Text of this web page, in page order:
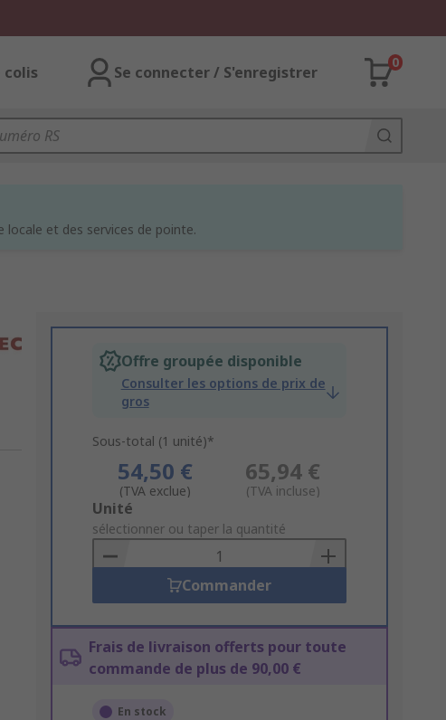
colis Se connecter / S'enregistrer
0
locale et des services de pointe.
Offre groupée disponible
Consulter les options de prix de
gros
Sous-total (1 unité)*
54,50 €
(TVA exclue)
65,94 €
(TVA incluse)
Add
to
Basket
Unité
sélectionner ou taper la quantité
Commander
Frais de livraison offerts pour toute
commande de plus de 90,00 €
En stock